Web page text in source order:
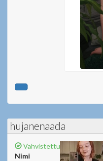
hujanenaada
Vahvistettu
Nimi